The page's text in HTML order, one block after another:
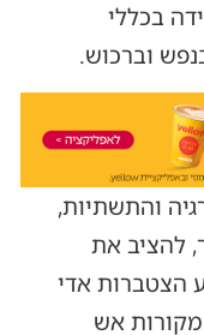
בכללי
וברכוש.
והתשתיות,
להציב את
הצטברות אדי
אש